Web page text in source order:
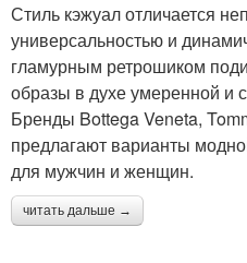
Стиль кэжуал отличается
универсальностью и
гламурным ретрошиком
образы в духе умеренной и
Бренды Bottega Veneta,
предлагают варианты
для мужчин и женщин.
читать дальше →